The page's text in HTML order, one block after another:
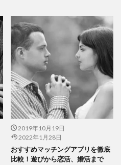
2019年10月19日
2022年1月28日
おすすめマッチングアプリを徹底
比較！遊びから恋活、婚活まで